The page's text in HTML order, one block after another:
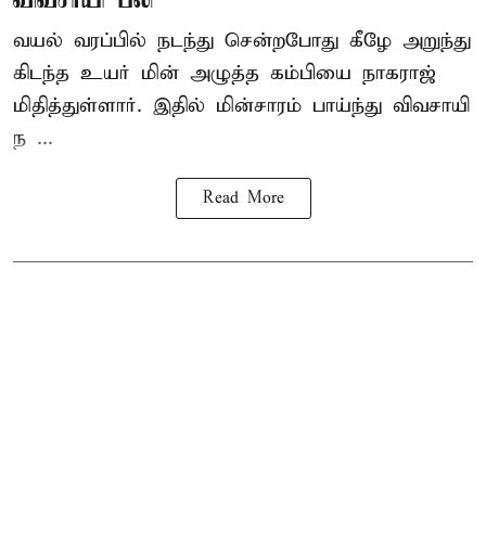
வயல் வரப்பில் நடந்து சென்றபோது கீழே அறுந்து
கிடந்த உயர் மின் அழுத்த கம்பியை நாகராஜ்
மிதித்துள்ளார். இதில் மின்சாரம் பாய்ந்து விவசாயி
ந ...
Read More